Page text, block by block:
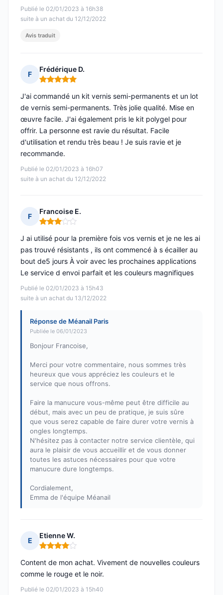
Publié le 02/01/2023 à 16h38
suite à un achat du 12/12/2022
Avis traduit
F
Frédérique D.
Note : 5 sur 5
Publié le 02/01/2023 à 16h07
suite à un achat du 12/12/2022
J'ai commandé un kit vernis semi-permanents et un lot
de vernis semi-permanents. Très jolie qualité. Mise en
œuvre facile. J'ai également pris le kit polygel pour
offrir. La personne est ravie du résultat. Facile
d'utilisation et rendu très beau ! Je suis ravie et je
recommande.
F
Francoise E.
Note : 3 sur 5
Publié le 02/01/2023 à 15h43
suite à un achat du 13/12/2022
J ai utilisé pour la première fois vos vernis et je ne les ai
pas trouvé résistants , ils ont commencé à s écailler au
bout de5 jours À voir avec les prochaines applications
Le service d envoi parfait et les couleurs magnifiques
Réponse de Méanail Paris
Publiée le 06/01/2023
Bonjour Francoise,
Merci pour votre commentaire, nous sommes très
heureux que vous appréciez les couleurs et le
service que nous offrons.
Faire la manucure vous-même peut être difficile au
début, mais avec un peu de pratique, je suis sûre
que vous serez capable de faire durer votre vernis à
ongles longtemps.
N'hésitez pas à contacter notre service clientèle, qui
aura le plaisir de vous accueillir et de vous donner
toutes les astuces nécessaires pour que votre
manucure dure longtemps.
Cordialement,
Emma de l'équipe Méanail
E
Etienne W.
Note : 4 sur 5
Publié le 02/01/2023 à 15h40
Content de mon achat. Vivement de nouvelles couleurs
comme le rouge et le noir.